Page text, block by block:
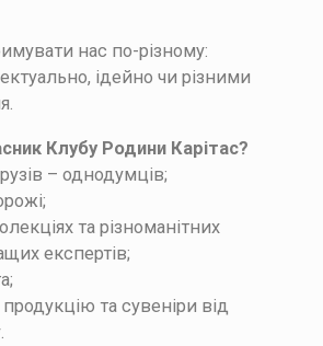
нас по-різному:
ідейно чи різними
Клубу Родини Карітас?
– однодумців;
;
та різноманітних
експертів;
;
продукцію та сувеніри від